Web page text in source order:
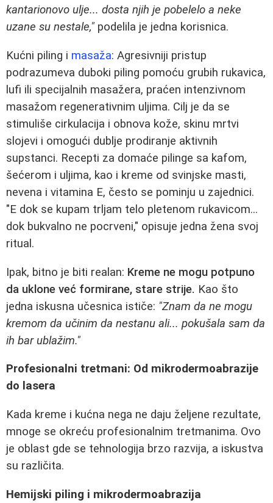
kantarionovo ulje... dosta njih je pobelelo a neke
uzane su nestale," podelila je jedna korisnica.
Kućni piling i masaža: Agresivniji pristup
podrazumeva duboki piling pomoću grubih rukavica,
lufi ili specijalnih masažera, praćen intenzivnom
masažom regenerativnim uljima. Cilj je da se
stimuliše cirkulacija i obnova kože, skinu mrtvi
slojevi i omogući dublje prodiranje aktivnih
supstanci. Recepti za domaće pilinge sa kafom,
šećerom i uljima, kao i kreme od svinjske masti,
nevena i vitamina E, često se pominju u zajednici.
"E dok se kupam trljam telo pletenom rukavicom...
dok bukvalno ne pocrveni," opisuje jedna žena svoj
ritual.
Ipak, bitno je biti realan: Kreme ne mogu potpuno
da uklone već formirane, stare strije. Kao što
jedna iskusna učesnica ističe: "Znam da ne mogu
kremom da učinim da nestanu ali... pokušala sam da
ih bar ublažim."
Profesionalni tretmani: Od mikrodermoabrazije
do lasera
Kada kreme i kućna nega ne daju željene rezultate,
mnoge se okreću profesionalnim tretmanima. Ovo
je oblast gde se tehnologija brzo razvija, a iskustva
su različita.
Hemijski piling i mikrodermoabrazija